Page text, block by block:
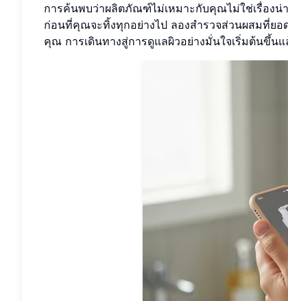
การค้นพบว่าผลิตภัณฑ์ไม่เหมาะกับคุณไม่ใช่เรื่อง
ก่อนที่คุณจะทิ้งทุกอย่างไป ลองสำรวจส่วนผสมที่ยอ
คุณ การเดินทางสู่การดูแลผิวอย่างมั่นใจเริ่มต้นขึ้นแ